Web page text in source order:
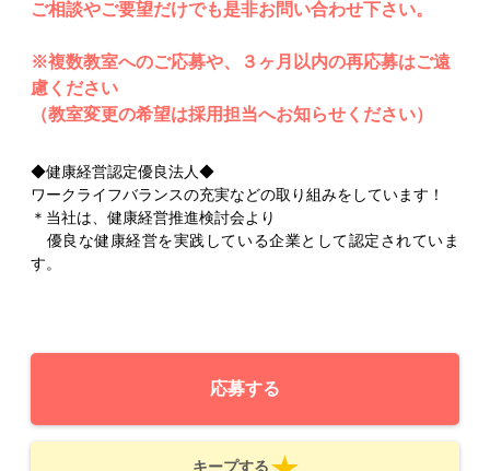
ご相談やご要望だけでも是非お問い合わせ下さい。
※複数教室へのご応募や、３ヶ月以内の再応募はご遠
慮ください
（教室変更の希望は採用担当へお知らせください）
◆健康経営認定優良法人◆
ワークライフバランスの充実などの取り組みをしています！
＊当社は、健康経営推進検討会より
優良な健康経営を実践している企業として認定されていま
す。
応募する
キープする